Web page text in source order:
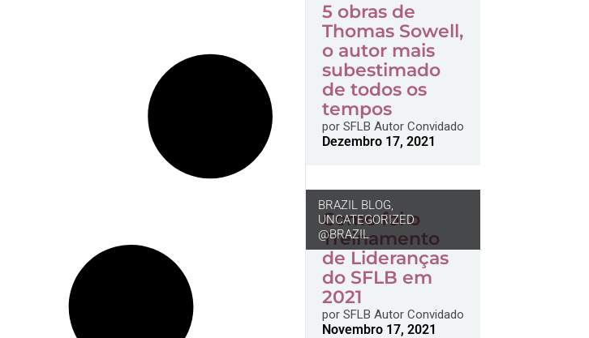
5 obras de
Thomas Sowell,
o autor mais
subestimado
de todos os
tempos
porSFLB Autor Convidado
Dezembro 17, 2021
BRAZIL BLOG,
UNCATEGORIZED
@BRAZIL
Como foi o
Treinamento
de Lideranças
do SFLB em
2021
porSFLB Autor Convidado
Novembro 17, 2021